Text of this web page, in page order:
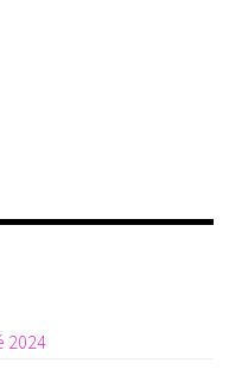
2024